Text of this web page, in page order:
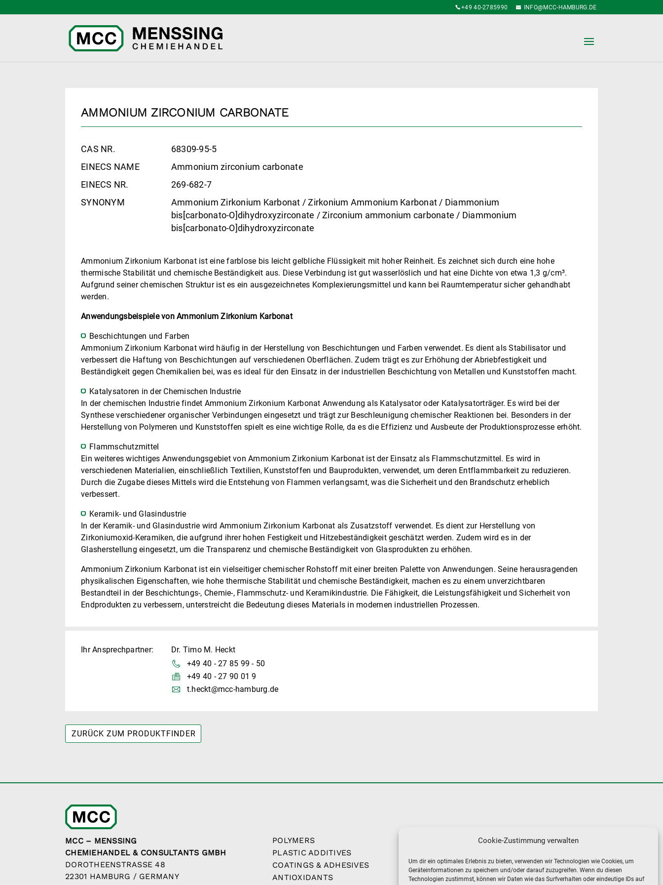
Cookie-Zustimmung verwalten
Um dir ein optimales Erlebnis zu bieten, verwenden wir Technologien wie Cookies, um
Geräteinformationen zu speichern und/oder darauf zuzugreifen. Wenn du diesen
Technologien zustimmst, können wir Daten wie das Surfverhalten oder eindeutige IDs auf
+49 40-2785990 INFO@MCC-HAMBURG.DE
AMMONIUM ZIRCONIUM CARBONATE
CAS NR.
68309-95-5
EINECS NAME
Ammonium zirconium carbonate
EINECS NR.
269-682-7
SYNONYM
Ammonium Zirkonium Karbonat / Zirkonium Ammonium Karbonat / Diammonium
bis[carbonato-O]dihydroxyzirconate / Zirconium ammonium carbonate / Diammonium
bis[carbonato-O]dihydroxyzirconate
Ammonium Zirkonium Karbonat ist eine farblose bis leicht gelbliche Flüssigkeit mit hoher Reinheit. Es zeichnet sich durch eine hohe
thermische Stabilität und chemische Beständigkeit aus. Diese Verbindung ist gut wasserlöslich und hat eine Dichte von etwa 1,3 g/cm³.
Aufgrund seiner chemischen Struktur ist es ein ausgezeichnetes Komplexierungsmittel und kann bei Raumtemperatur sicher gehandhabt
werden.
Anwendungsbeispiele von Ammonium Zirkonium Karbonat
Beschichtungen und Farben
Ammonium Zirkonium Karbonat wird häufig in der Herstellung von Beschichtungen und Farben verwendet. Es dient als Stabilisator und
verbessert die Haftung von Beschichtungen auf verschiedenen Oberflächen. Zudem trägt es zur Erhöhung der Abriebfestigkeit und
Beständigkeit gegen Chemikalien bei, was es ideal für den Einsatz in der industriellen Beschichtung von Metallen und Kunststoffen macht.
Katalysatoren in der Chemischen Industrie
In der chemischen Industrie findet Ammonium Zirkonium Karbonat Anwendung als Katalysator oder Katalysatorträger. Es wird bei der
Synthese verschiedener organischer Verbindungen eingesetzt und trägt zur Beschleunigung chemischer Reaktionen bei. Besonders in der
Herstellung von Polymeren und Kunststoffen spielt es eine wichtige Rolle, da es die Effizienz und Ausbeute der Produktionsprozesse erhöht.
Flammschutzmittel
Ein weiteres wichtiges Anwendungsgebiet von Ammonium Zirkonium Karbonat ist der Einsatz als Flammschutzmittel. Es wird in
verschiedenen Materialien, einschließlich Textilien, Kunststoffen und Bauprodukten, verwendet, um deren Entflammbarkeit zu reduzieren.
Durch die Zugabe dieses Mittels wird die Entstehung von Flammen verlangsamt, was die Sicherheit und den Brandschutz erheblich
verbessert.
Keramik- und Glasindustrie
In der Keramik- und Glasindustrie wird Ammonium Zirkonium Karbonat als Zusatzstoff verwendet. Es dient zur Herstellung von
Zirkoniumoxid-Keramiken, die aufgrund ihrer hohen Festigkeit und Hitzebeständigkeit geschätzt werden. Zudem wird es in der
Glasherstellung eingesetzt, um die Transparenz und chemische Beständigkeit von Glasprodukten zu erhöhen.
Ammonium Zirkonium Karbonat ist ein vielseitiger chemischer Rohstoff mit einer breiten Palette von Anwendungen. Seine herausragenden
physikalischen Eigenschaften, wie hohe thermische Stabilität und chemische Beständigkeit, machen es zu einem unverzichtbaren
Bestandteil in der Beschichtungs-, Chemie-, Flammschutz- und Keramikindustrie. Die Fähigkeit, die Leistungsfähigkeit und Sicherheit von
Endprodukten zu verbessern, unterstreicht die Bedeutung dieses Materials in modernen industriellen Prozessen.
Ihr Ansprechpartner:
Dr. Timo M. Heckt
+49 40 - 27 85 99 - 50
+49 40 - 27 90 01 9
t.heckt@mcc-hamburg.de
ZURÜCK ZUM PRODUKTFINDER
MCC – MENSSING
CHEMIEHANDEL & CONSULTANTS GMBH
DOROTHEENSTRASSE 48
22301 HAMBURG / GERMANY
POLYMERS
PLASTIC ADDITIVES
COATINGS & ADHESIVES
ANTIOXIDANTS
UNTERNEHMEN
DATENSCHUTZ
IMPRESSUM